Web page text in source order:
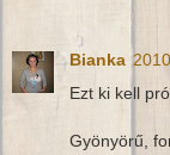
Bianka
Ezt ki kell
Gyönyörű,